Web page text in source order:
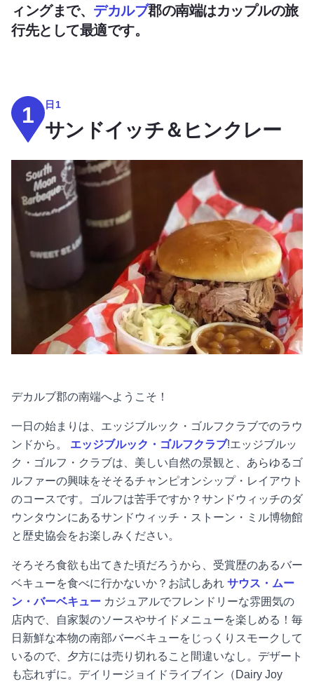
ィングまで、 デカルブ郡の南端はカップルの旅
行先として最適です。
1 日1
サンドイッチ＆ヒンクレー
デカルブ郡の南端へようこそ！
一日の始まりは、エッジブルック・ゴルフクラブでのラウ
ンドから。 エッジブルック・ゴルフクラブ!エッジブルッ
ク・ゴルフ・クラブは、美しい自然の景観と、あらゆるゴ
ルファーの興味をそそるチャンピオンシップ・レイアウト
のコースです。ゴルフは苦手ですか？サンドウィッチのダ
ウンタウンにあるサンドウィッチ・ストーン・ミル博物館
と歴史協会をお楽しみください。
そろそろ食欲も出てきた頃だろうから、受賞歴のあるバー
ベキューを食べに行かないか？お試しあれ サウス・ムー
ン・バーベキュー カジュアルでフレンドリーな雰囲気の
店内で、自家製のソースやサイドメニューを楽しめる！毎
日新鮮な本物の南部バーベキューをじっくりスモークして
いるので、夕方には売り切れること間違いなし。デザート
も忘れずに。デイリージョイドライブイン（Dairy Joy